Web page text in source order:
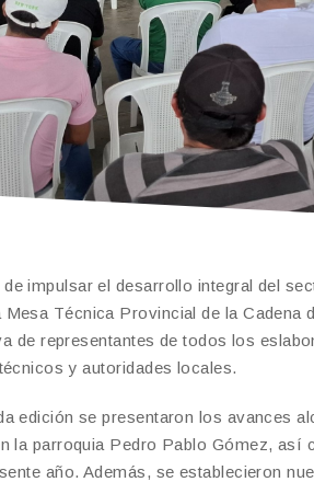
impulsar el desarrollo integral del
Mesa Técnica Provincial de la
de representantes de todos los
y autoridades locales.
edición se presentaron los avances
la parroquia Pedro Pablo Gómez,
año. Además, se establecieron